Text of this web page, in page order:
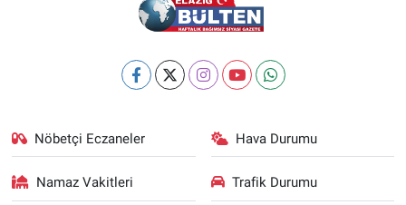
Nöbetçi Eczaneler Hava Durumu
Namaz Vakitleri Trafik Durumu